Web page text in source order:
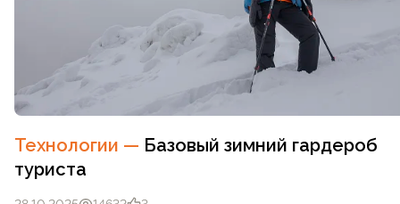
Технологии — Базовый зимний гардероб
туриста